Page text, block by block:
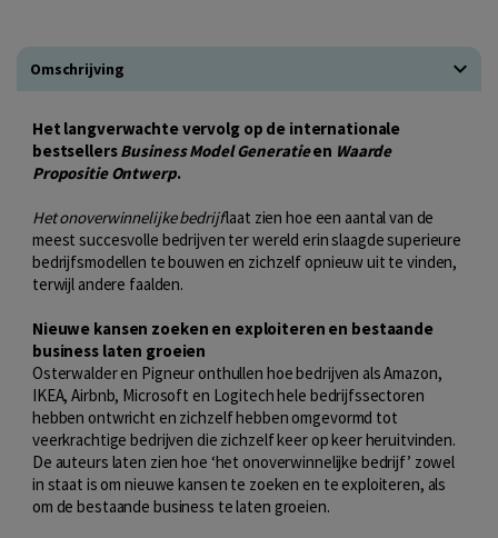
Omschrijving
Het langverwachte vervolg op de internationale
bestsellersBusiness Model Generatieen Waarde
Propositie Ontwerp.
Het onoverwinnelijke bedrijflaat zien hoe een aantal van de
meest succesvolle bedrijven ter wereld erin slaagde superieure
bedrijfsmodellen te bouwen en zichzelf opnieuw uit te vinden,
terwijl andere faalden.
Nieuwe kansen zoeken en exploiteren en bestaande
business laten groeien
Osterwalder en Pigneur onthullen hoe bedrijven als Amazon,
IKEA, Airbnb, Microsoft en Logitech hele bedrijfssectoren
hebben ontwricht en zichzelf hebben omgevormd tot
veerkrachtige bedrijven die zichzelf keer op keer heruitvinden.
De auteurs laten zien hoe ‘het onoverwinnelijke bedrijf’ zowel
in staat is om nieuwe kansen te zoeken en te exploiteren, als
om de bestaande business te laten groeien.